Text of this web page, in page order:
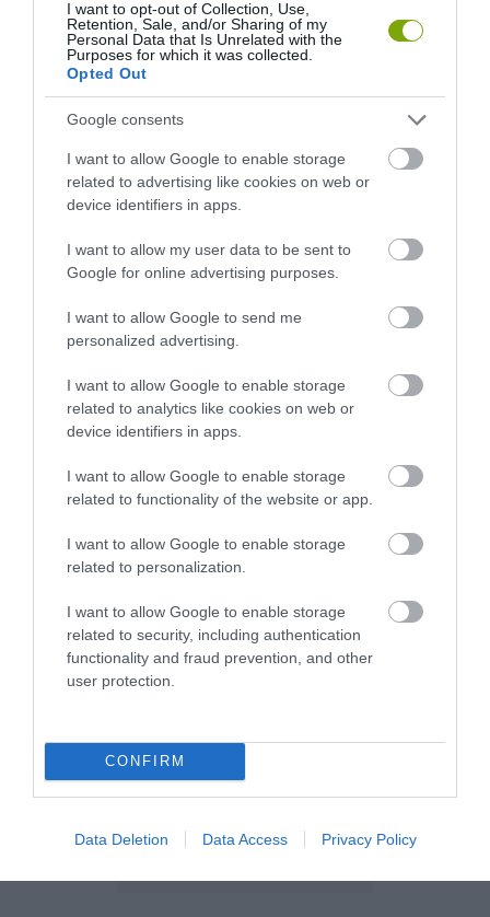
I want to opt-out of Collection, Use,
Retention, Sale, and/or Sharing of my
Personal Data that Is Unrelated with the
Purposes for which it was collected.
Opted Out
Google consents
I want to allow Google to enable storage
related to advertising like cookies on web or
device identifiers in apps.
I want to allow my user data to be sent to
Google for online advertising purposes.
I want to allow Google to send me
personalized advertising.
I want to allow Google to enable storage
related to analytics like cookies on web or
device identifiers in apps.
I want to allow Google to enable storage
related to functionality of the website or app.
I want to allow Google to enable storage
related to personalization.
I want to allow Google to enable storage
related to security, including authentication
functionality and fraud prevention, and other
user protection.
CONFIRM
Data Deletion Data Access Privacy Policy